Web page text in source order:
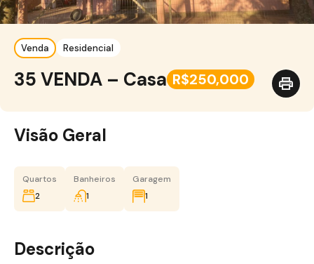
Venda Residencial
35 VENDA – Casa R$250,000
Visão Geral
Quartos
2
Banheiros
1
Garagem
1
Descrição